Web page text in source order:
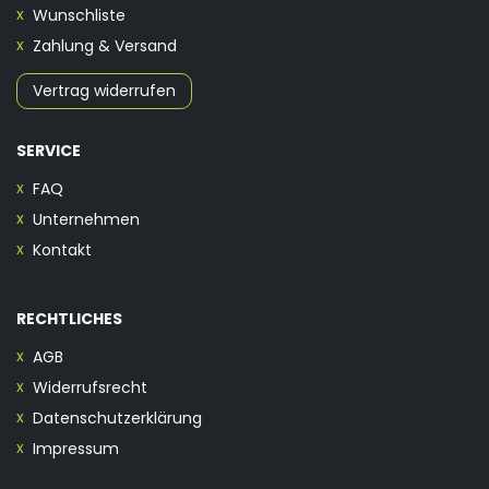
Wunschliste
Zahlung & Versand
Vertrag widerrufen
SERVICE
FAQ
Unternehmen
Kontakt
RECHTLICHES
AGB
Widerrufsrecht
Datenschutzerklärung
Impressum